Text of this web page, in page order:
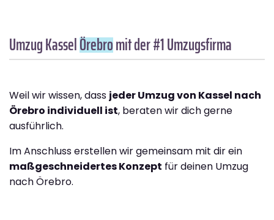
Umzug KasselÖrebromit der #1 Umzugsfirma
Weil wir wissen, dass jeder Umzug von Kassel nach
Örebro individuell ist, beraten wir dich gerne
ausführlich.
Im Anschluss erstellen wir gemeinsam mit dir ein
maßgeschneidertes Konzept für deinen Umzug
nach Örebro.